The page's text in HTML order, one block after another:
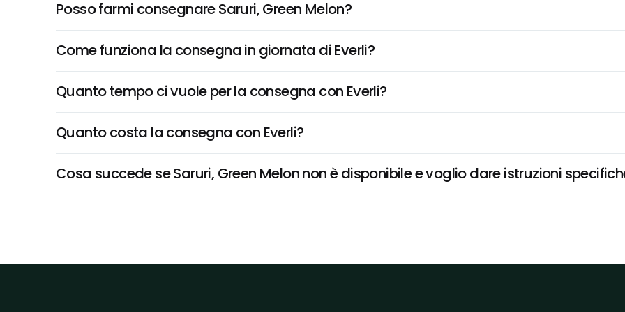
Posso farmi consegnare Saruri, Green Melon?
Come funziona la consegna in giornata di Everli?
Quanto tempo ci vuole per la consegna con Everli?
Quanto costa la consegna con Everli?
Cosa succede se Saruri, Green Melon non è disponibile e voglio dare istruzioni